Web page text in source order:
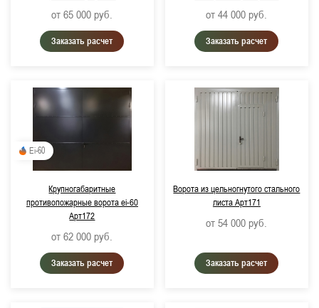
от 65 000 руб.
Заказать расчет
от 44 000 руб.
Заказать расчет
Ei-60
Крупногабаритные
противопожарные ворота ei-60
Арт172
от 62 000 руб.
Заказать расчет
Ворота из цельногнутого стального
листа Арт171
от 54 000 руб.
Заказать расчет